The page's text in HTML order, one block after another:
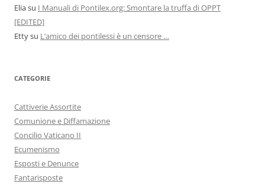
Eliasu I Manuali di Pontilex.org: Smontare la truffa di OPPT
[EDITED]
Ettysu L’amico dei pontilessi è un censore …
CATEGORIE
Cattiverie Assortite
Comunione e Diffamazione
Concilio Vaticano II
Ecumenismo
Esposti e Denunce
Fantarisposte